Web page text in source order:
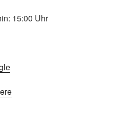
15:00 Uhr